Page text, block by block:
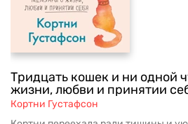
Тридцать кошек и ни одной
жизни, любви и принятии
Кортни Густафсон